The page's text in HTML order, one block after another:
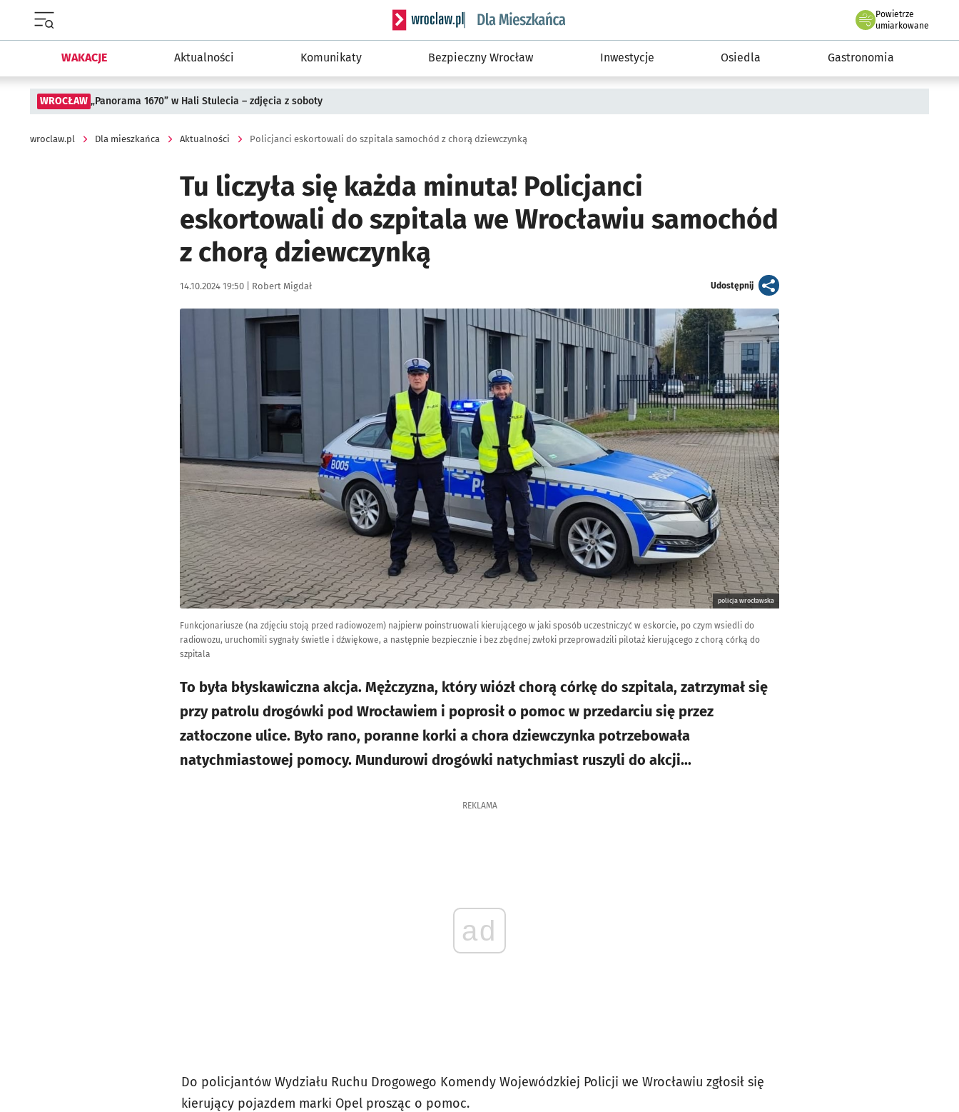
Serwis informacyjny wroclaw.pl podserwis: Dla mieszkańca
Powietrze
we Wrocławiu
umiarkowane
WAKACJE Aktualności Komunikaty Bezpieczny Wrocław Inwestycje Osiedla Gastronomia
WROCŁAW „Panorama 1670” w Hali Stulecia – zdjęcia z soboty
wroclaw.pl Dla mieszkańca Aktualności Policjanci eskortowali do szpitala samochód z chorą dziewczynką
Tu liczyła się każda minuta! Policjanci
eskortowali do szpitala we Wrocławiu samochód
z chorą dziewczynką
Data publikacji:
14.10.2024 19:50 | Autor:
Robert Migdał Udostępnijartykuł
Kliknij, aby powiększyć
policja wrocławska
Funkcjonariusze (na zdjęciu stoją przed radiowozem) najpierw poinstruowali kierującego w jaki sposób uczestniczyć w eskorcie, po czym wsiedli do
radiowozu, uruchomili sygnały świetle i dźwiękowe, a następnie bezpiecznie i bez zbędnej zwłoki przeprowadzili pilotaż kierującego z chorą córką do
szpitala
To była błyskawiczna akcja. Mężczyzna, który wiózł chorą córkę do szpitala, zatrzymał się
przy patrolu drogówki pod Wrocławiem i poprosił o pomoc w przedarciu się przez
zatłoczone ulice. Było rano, poranne korki a chora dziewczynka potrzebowała
natychmiastowej pomocy. Mundurowi drogówki natychmiast ruszyli do akcji...
REKLAMA
ad
Do policjantów Wydziału Ruchu Drogowego Komendy Wojewódzkiej Policji we Wrocławiu zgłosił się
kierujący pojazdem marki Opel prosząc o pomoc.